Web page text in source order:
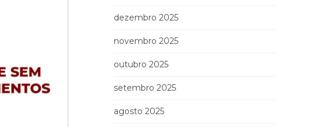
dezembro 2025
novembro 2025
outubro 2025
setembro 2025
agosto 2025